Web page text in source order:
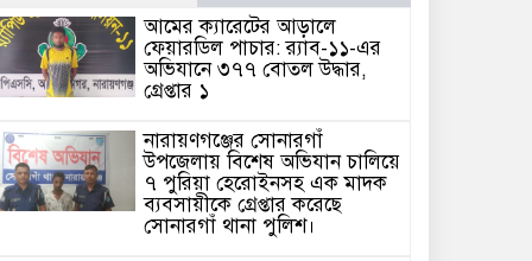
আমের ক্যারেটের আড়ালে
ফেয়ারডিল পাচার: র‍্যাব-১১-এর
অভিযানে ৩৭৭ বোতল উদ্ধার,
গ্রেপ্তার ১
নারায়ণগঞ্জের সোনারগাঁ
উপজেলায় বিশেষ অভিযান চালিয়ে
৭ পুরিয়া হেরোইনসহ এক মাদক
ব্যবসায়ীকে গ্রেপ্তার করেছে
সোনারগাঁ থানা পুলিশ।